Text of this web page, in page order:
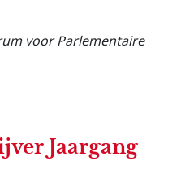
voor Parlementaire
Jaargang